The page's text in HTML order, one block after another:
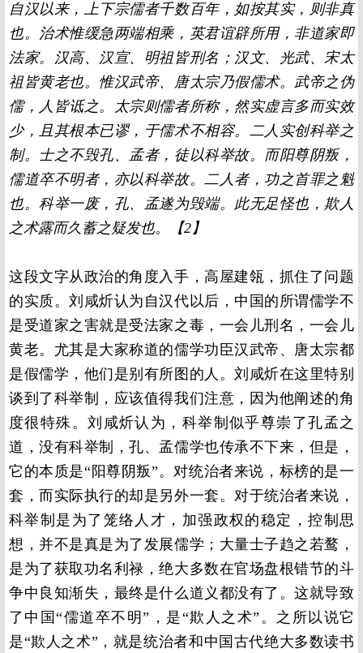
自汉以来，上下宗儒者千数百年，如按其实，则非真
也。治术惟缓急两端相乘，英君谊辟所用，非道家即
法家。汉高、汉宣、明祖皆刑名；汉文、光武、宋太
祖皆黄老也。惟汉武帝、唐太宗乃假儒术。武帝之伪
儒，人皆诋之。太宗则儒者所称，然实虚言多而实效
少，且其根本已谬，于儒术不相容。二人实创科举之
制。士之不毁孔、孟者，徒以科举故。而阳尊阴叛，
儒道卒不明者，亦以科举故。二人者，功之首罪之魁
也。科举一废，孔、孟遂为毁端。此无足怪也，欺人
之术露而久蓄之疑发也。【2】
这段文字从政治的角度入手，高屋建瓴，抓住了问题
的实质。刘咸炘认为自汉代以后，中国的所谓儒学不
是受道家之害就是受法家之毒，一会儿刑名，一会儿
黄老。尤其是大家称道的儒学功臣汉武帝、唐太宗都
是假儒学，他们是别有所图的人。刘咸炘在这里特别
谈到了科举制，应该值得我们注意，因为他阐述的角
度很特殊。刘咸炘认为，科举制似乎尊崇了孔孟之
道，没有科举制，孔、孟儒学也传承不下来，但是，
它的本质是“阳尊阴叛”。对统治者来说，标榜的是一
套，而实际执行的却是另外一套。对于统治者来说，
科举制是为了笼络人才，加强政权的稳定，控制思
想，并不是真是为了发展儒学；大量士子趋之若鹜，
是为了获取功名利禄，绝大多数在官场盘根错节的斗
争中良知渐失，最终是什么道义都没有了。这就导致
了中国“儒道卒不明”，是“欺人之术”。之所以说它
是“欺人之术”，就是统治者和中国古代绝大多数读书